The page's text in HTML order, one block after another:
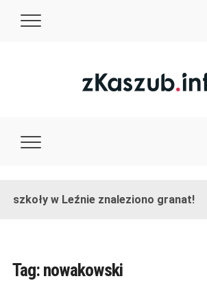
szkoły w Leźnie znaleziono granat!
Tag: nowakowski